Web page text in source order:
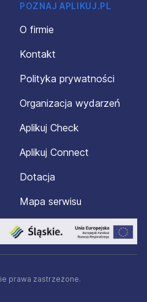
POZNAJ APLIKUJ.PL
O firmie
Kontakt
Polityka prywatności
Organizacja wydarzeń
Aplikuj Check
Aplikuj Connect
Dotacja
Mapa serwisu
prawa zastrzeżone.